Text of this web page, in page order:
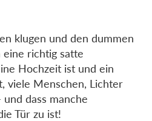
klugen und den dummen
eine richtig satte
Hochzeit ist und ein
viele Menschen, Lichter
dass manche
Tür zu ist!